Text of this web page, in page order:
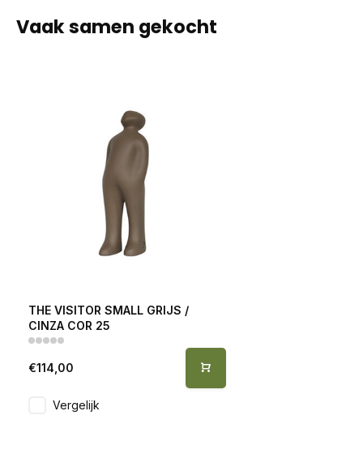
Vaak samen gekocht
THE VISITOR SMALL GRIJS /
CINZA COR 25
€114,00
Vergelijk